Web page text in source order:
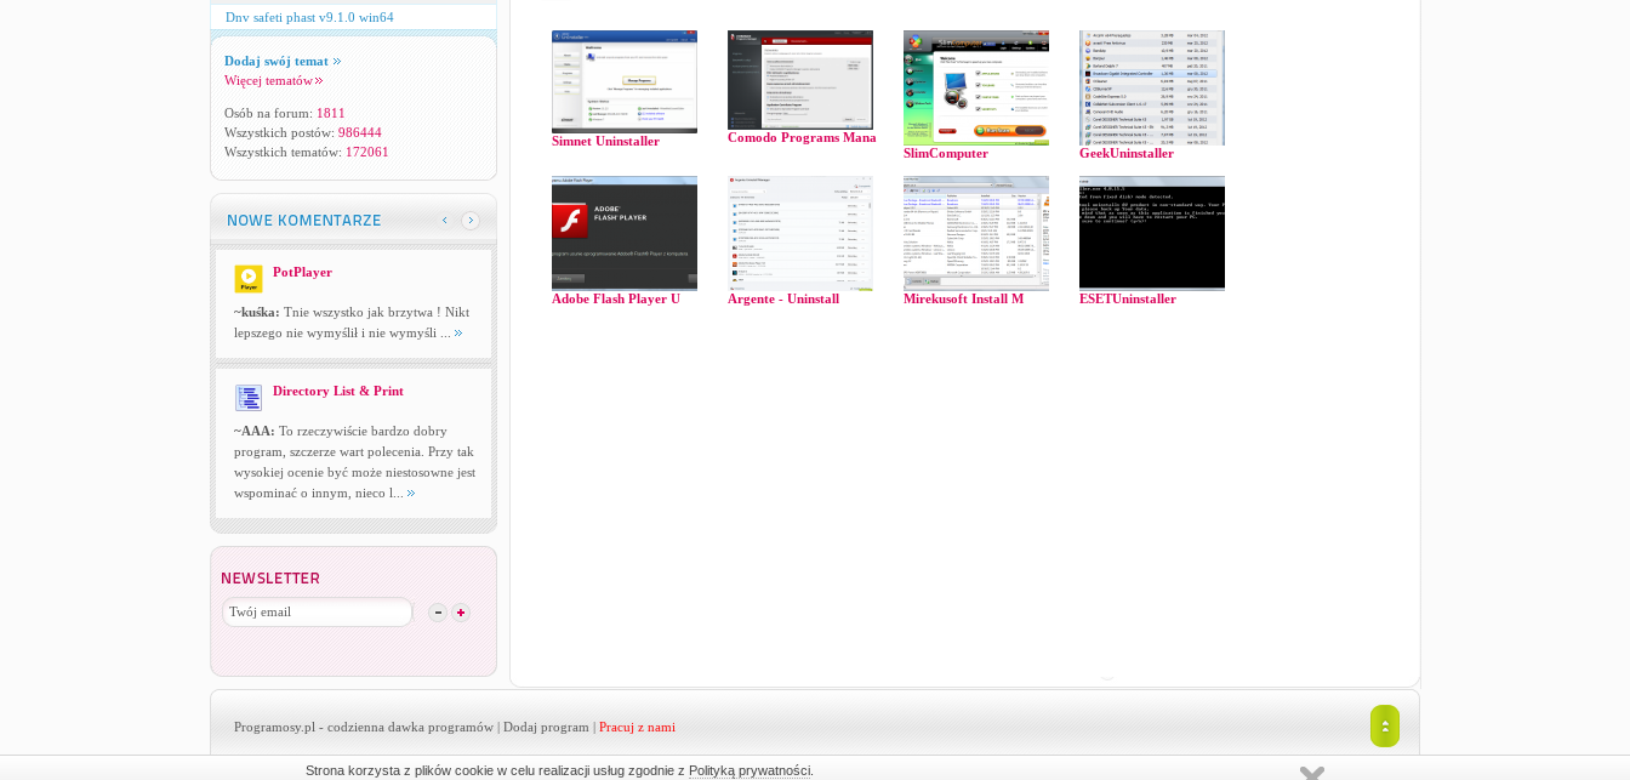
Dnv safeti phast v9.1.0 win64
Dodaj swój temat
Więcej tematów
Osób na forum: 1811
Wszystkich postów: 986444
Wszystkich tematów: 172061
PotPlayer
~kuśka: Tnie wszystko jak brzytwa ! Nikt
lepszego nie wymyślił i nie wymyśli ...
Directory List & Print
~AAA: To rzeczywiście bardzo dobry
program, szczerze wart polecenia. Przy tak
wysokiej ocenie być może niestosowne jest
wspominać o innym, nieco l...
Simnet Uninstaller
Comodo Programs Mana
SlimComputer
GeekUninstaller
Adobe Flash Player U Argente - Uninstall Mirekusoft Install M ESETUninstaller
Programosy.pl - codzienna dawka programów | Dodaj program | Pracuj z nami
Strona korzysta z plików cookie w celu realizacji usług zgodnie z Polityką prywatności